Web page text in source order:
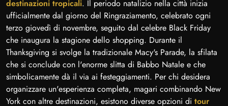
destinazioni tropicali. Il periodo natalizio nella città inizia
ufficialmente dal giorno del Ringraziamento, celebrato ogni
terzo giovedì di novembre, seguito dal celebre Black Friday
che inaugura la stagione dello shopping. Durante il
Thanksgiving si svolge la tradizionale Macy's Parade, la sfilata
che si conclude con l'enorme slitta di Babbo Natale e che
simbolicamente dà il via ai festeggiamenti. Per chi desidera
organizzare un'esperienza completa, magari combinando New
York con altre destinazioni, esistono diverse opzioni di tour